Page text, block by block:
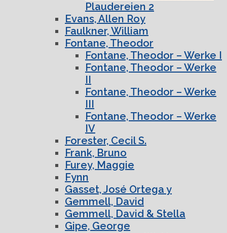
Plaudereien 2
Evans, Allen Roy
Faulkner, William
Fontane, Theodor
Fontane, Theodor – Werke I
Fontane, Theodor – Werke
II
Fontane, Theodor – Werke
III
Fontane, Theodor – Werke
IV
Forester, Cecil S.
Frank, Bruno
Furey, Maggie
Fynn
Gasset, José Ortega y
Gemmell, David
Gemmell, David & Stella
Gipe, George